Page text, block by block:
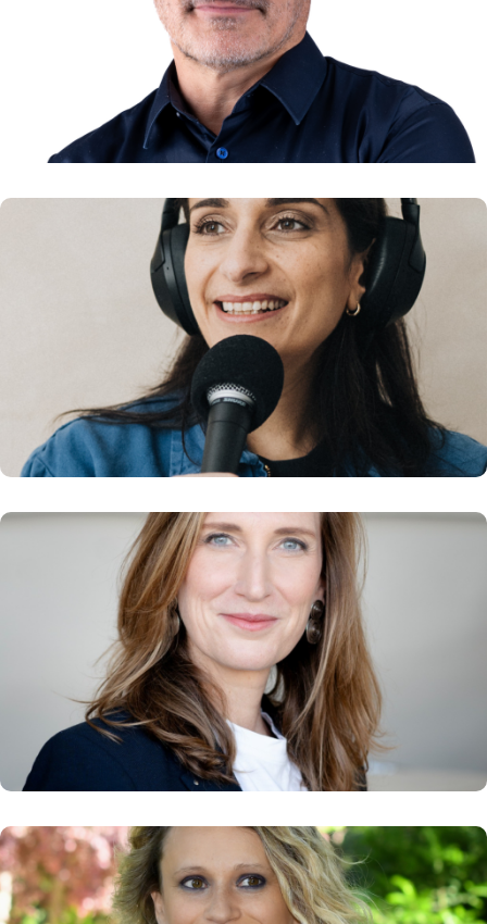
Directeur général SKOLAE Lyon
En savoir plus
Diana GOCHGARIAN
Fondatrice d’Inside Lyon et du podcast
Izakna
En savoir plus
Carole GRANDJEAN
Directrice des Ressources Humaines et du
Développement Durable – Vinci Concessions
En savoir plus
Gabrielle HALPERN